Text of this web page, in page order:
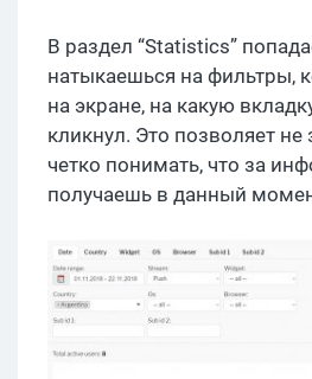
В раздел “Statistics”
натыкаешься на фильтры,
на экране, на какую
кликнул. Это позволяет не
четко понимать, что за
получаешь в данный